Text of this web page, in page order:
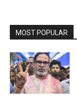
MOST POPULAR